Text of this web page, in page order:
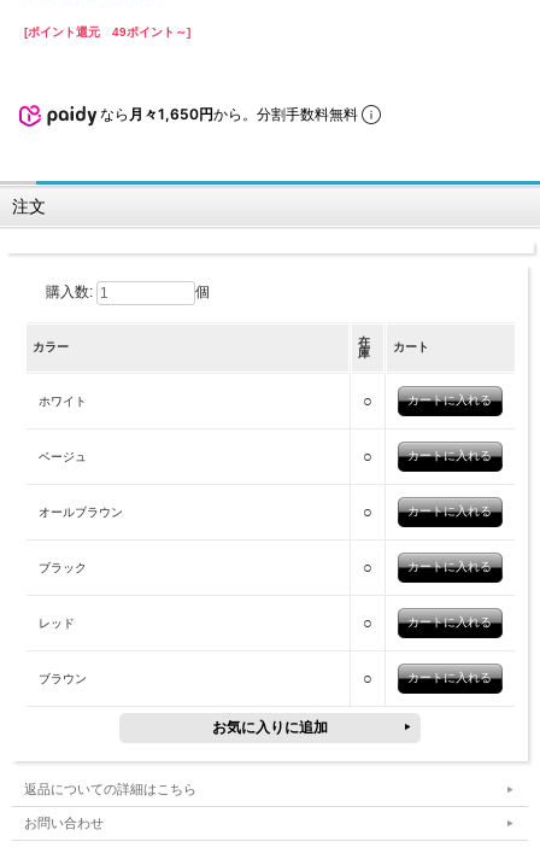
[ポイント還元 49ポイント～]
なら 月々1,650円から。分割手数料無料
注文
購入数: 個
カラー
在
庫
カート
ホワイト ○
ベージュ ○
オールブラウン ○
ブラック ○
レッド ○
ブラウン ○
返品についての詳細はこちら
お問い合わせ